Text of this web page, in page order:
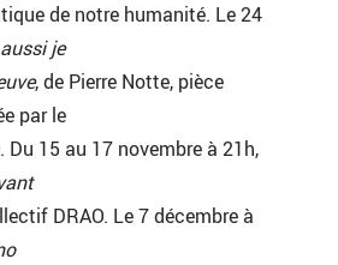
de notre humanité. Le 24
je
, de Pierre Notte, pièce
par le
15 au 17 novembre à 21h,
DRAO. Le 7 décembre à